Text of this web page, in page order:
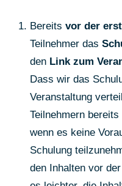
Bereits vor der
Teilnehmer das
den Link zum
Dass wir das
Veranstaltung
Teilnehmern
wenn es keine
Schulung
den Inhalten vor